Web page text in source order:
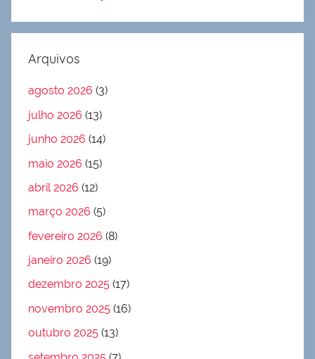
Arquivos
agosto 2026 (3)
julho 2026 (13)
junho 2026 (14)
maio 2026 (15)
abril 2026 (12)
março 2026 (5)
fevereiro 2026 (8)
janeiro 2026 (19)
dezembro 2025 (17)
novembro 2025 (16)
outubro 2025 (13)